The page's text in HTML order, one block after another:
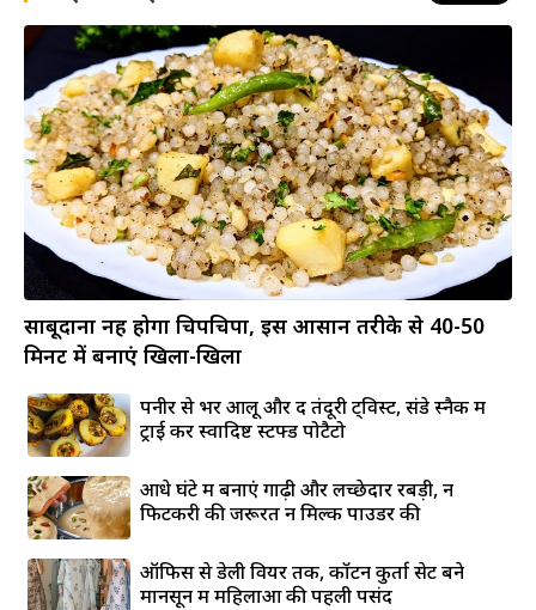
साबूदाना नहीं होगा चिपचिपा, इस आसान तरीके से 40-50
मिनट में बनाएं खिला-खिला
पनीर से भरें आलू और दें तंदूरी ट्विस्ट, संडे स्नैक में
ट्राई करें स्वादिष्ट स्टफ्ड पोटैटो
आधे घंटे में बनाएं गाढ़ी और लच्छेदार रबड़ी, न
फिटकरी की जरूरत न मिल्क पाउडर की
ऑफिस से डेली वियर तक, कॉटन कुर्ता सेट बने
मानसून में महिलाओं की पहली पसंद